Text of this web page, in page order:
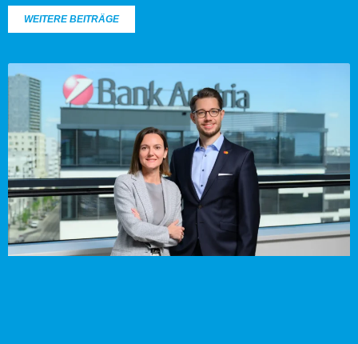
WEITERE BEITRÄGE